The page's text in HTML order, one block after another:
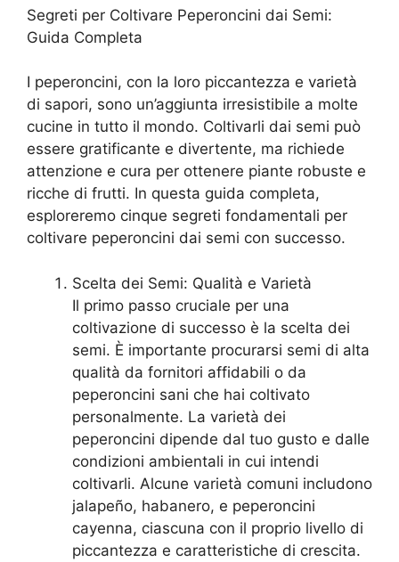
Segreti per Coltivare Peperoncini dai Semi:
Guida Completa
I peperoncini, con la loro piccantezza e varietà
di sapori, sono un’aggiunta irresistibile a molte
cucine in tutto il mondo. Coltivarli dai semi può
essere gratificante e divertente, ma richiede
attenzione e cura per ottenere piante robuste e
ricche di frutti. In questa guida completa,
esploreremo cinque segreti fondamentali per
coltivare peperoncini dai semi con successo.
Scelta dei Semi: Qualità e Varietà
Il primo passo cruciale per una
coltivazione di successo è la scelta dei
semi. È importante procurarsi semi di alta
qualità da fornitori affidabili o da
peperoncini sani che hai coltivato
personalmente. La varietà dei
peperoncini dipende dal tuo gusto e dalle
condizioni ambientali in cui intendi
coltivarli. Alcune varietà comuni includono
jalapeño, habanero, e peperoncini
cayenna, ciascuna con il proprio livello di
piccantezza e caratteristiche di crescita.